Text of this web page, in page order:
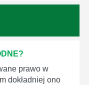
prawo w
dokładniej ono